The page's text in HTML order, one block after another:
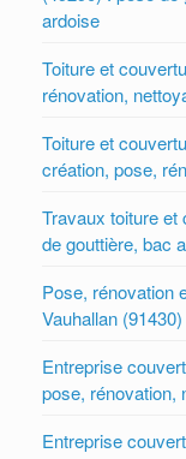
ardoise
Toiture et
rénovation,
Toiture et
création, pose,
Travaux toiture et
de gouttière, bac
Pose, rénovation
Vauhallan (91430)
Entreprise
pose, rénovation,
Entreprise